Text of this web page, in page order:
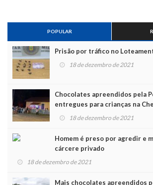
POPULAR
Prisão por tráfico no
18 de dezembro de 2021
Chocolates apreendidos pela
entregues para crianças na
Noel
18 de dezembro de 2021
Homem é preso por agredir e
cárcere privado
18 de dezembro de 2021
Mais chocolates apreendidos